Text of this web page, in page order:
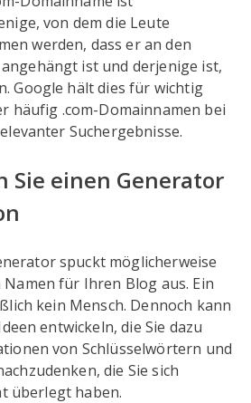
von dem die Leute
werden, dass er an den
ist und derjenige ist,
Google hält dies für wichtig
häufig .com-Domainnamen bei
Suchergebnisse.
Sie einen Generator
spuckt möglicherweise
für Ihren Blog aus. Ein
kein Mensch. Dennoch kann
entwickeln, die Sie dazu
von Schlüsselwörtern und
die Sie sich
überlegt haben.